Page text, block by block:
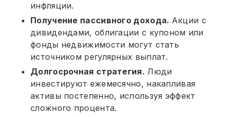
инфляции.
Получение пассивного дохода. Акции с
дивидендами, облигации с купоном или
фонды недвижимости могут стать
источником регулярных выплат.
Долгосрочная стратегия. Люди
инвестируют ежемесячно, накапливая
активы постепенно, используя эффект
сложного процента.